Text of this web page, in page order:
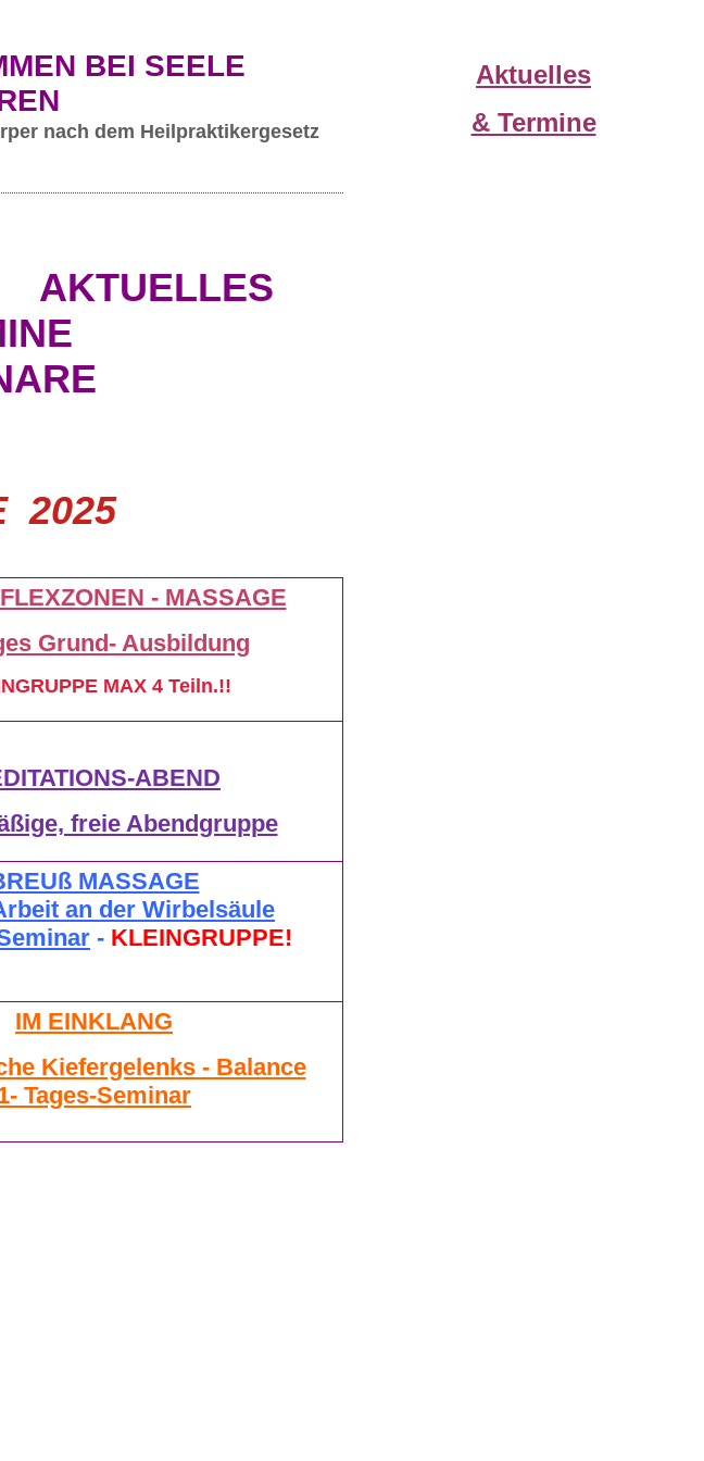
BEI SEELE
nach dem Heilpraktikergesetz
AKTUELLES
2025
- MASSAGE
Grund- Ausbildung
MAX 4 Teiln.!!
-ABEND
freie Abendgruppe
MASSAGE
an der Wirbelsäule
- KLEINGRUPPE!
IM EINKLANG
Kiefergelenks - Balance
Tages-Seminar
Aktuelles
& Termine